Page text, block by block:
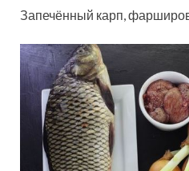
Запечённый карп,